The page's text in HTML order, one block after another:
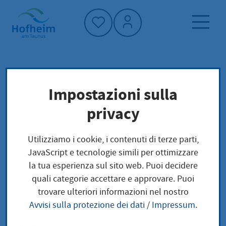
Home"
Pagina iniziale
Trova servizi
Preoccupazioni locali
Fahrzeugdaten oder Halterdaten ändern
Fahrzeugdaten oder
Halterdaten ändern
Impostazioni sulla
privacy
Utilizziamo i cookie, i contenuti di terze parti,
JavaScript e tecnologie simili per ottimizzare
la tua esperienza sul sito web. Puoi decidere
quali categorie accettare e approvare. Puoi
trovare ulteriori informazioni nel nostro
Avvisi sulla protezione dei dati/ Impressum.